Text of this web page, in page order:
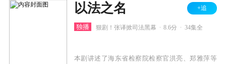
以法之名 +追
独播 狠剧！张译掀司法黑幕 8.6分 34集全
本剧讲述了海东省检察院检察官洪亮、郑雅萍等